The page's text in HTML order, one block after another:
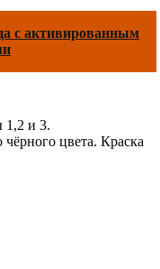
с активированным
1,2 и 3.
цвета. Краска